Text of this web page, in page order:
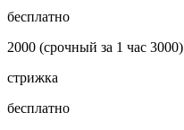
бесплатно
2000 (срочный за 1 час 3000)
стрижка
бесплатно